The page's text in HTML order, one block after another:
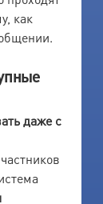
как
даже с